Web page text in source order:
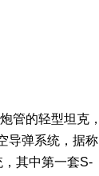
管的轻型坦克，
导弹系统，据称
其中第一套S-